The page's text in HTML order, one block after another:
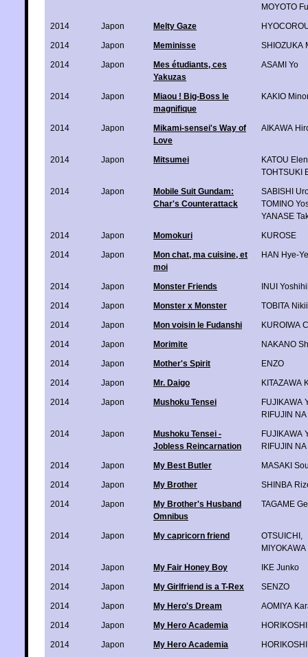
MOYOTO
2014
Japon Melty Gaze
2014
Japon Meminisse
SHIOZUKA
2014
Japon
Mes étudiants, ces
Yakuzas
ASAMI Yo
2014 Japon
Miaou ! Big-Boss le
magnifique
KAKIO
2014 Japon
Mikami-sensei's Way of
Love
AIKAWA
2014 Japon Mitsumei
KATOU
TOHTSUKI
2014
Japon
Mobile Suit Gundam:
Char's Counterattack
SABISHI
TOMINO
YANASE
2014
Japon Momokuri
KUROSE
2014
Japon
Mon chat, ma cuisine, et
moi
HAN Hye-
2014 Japon Monster Friends
INUI
2014
Japon Monster x Monster
TOBITA
2014
Japon Mon voisin le Fudanshi
KUROIWA
2014
Japon Morimite
NAKANO
2014
Japon Mother's Spirit
ENZO
2014
Japon Mr. Daigo
KITAZAWA
2014
Japon Mushoku Tensei
FUJIKAWA
RIFUJIN
2014
Japon
Mushoku Tensei -
Jobless Reincarnation
FUJIKAWA
RIFUJIN
2014
Japon My Best Butler
MASAKI
2014
Japon My Brother
SHINBA
2014
Japon
My Brother's Husband
Omnibus
TAGAME
2014 Japon My capricorn friend OTSUICHI
2014
Japon My Fair Honey Boy
IKE Junko
2014
Japon My Girlfriend is a T-Rex
SENZO
2014
Japon My Hero's Dream
AOMIYA
2014
Japon My Hero Academia
2014
Japon My Hero Academia